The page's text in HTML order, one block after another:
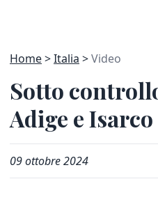
Home Italia Video
Sotto
Adige e
09 ottobre 2024